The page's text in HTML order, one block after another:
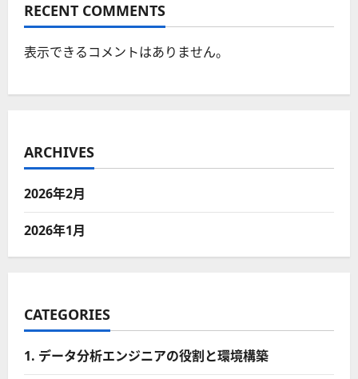
RECENT COMMENTS
表示できるコメントはありません。
ARCHIVES
2026年2月
2026年1月
CATEGORIES
1. データ分析エンジニアの役割と環境構築